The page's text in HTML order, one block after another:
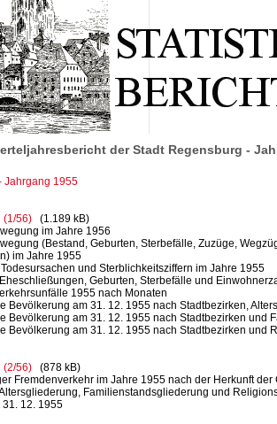
der Stadt Regensburg -
Jahrgang 1955
(1/56)
(1.189 kB)
im Jahre 1956
(Bestand, Geburten, Sterbefälle, Zuzüge,
im Jahre 1955
und Sterblichkeitsziffern im Jahre 1955
Geburten, Sterbefälle und
1955 nach Monaten
Bevölkerung am 31. 12. 1955 nach Stadtbezirken,
Bevölkerung am 31. 12. 1955 nach Stadtbezirken und
Bevölkerung am 31. 12. 1955 nach Stadtbezirken und
(2/56)
(878 kB)
Fremdenverkehr im Jahre 1955 nach der Herkunft der
Familienstandsgliederung und
31. 12. 1955